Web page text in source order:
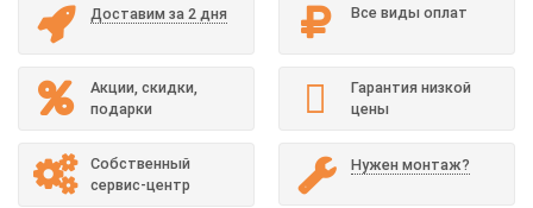
Доставим за 2 дня Все виды оплат
Акции, скидки,
подарки
Гарантия низкой
цены
Собственный
сервис-центр
Нужен монтаж?